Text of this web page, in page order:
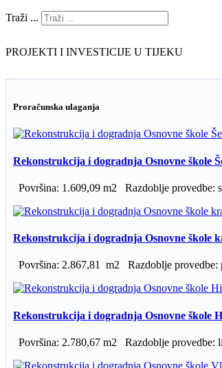
Traži ...
PROJEKTI I INVESTICIJE U TIJEKU
Proračunska ulaganja
Rekonstrukcija i dogradnja Osnovne škole
Površina: 1.609,09 m2 Razdoblje provedbe:
Rekonstrukcija i dogradnja Osnovne škole
Površina: 2.867,81 m2 Razdoblje provedbe:
Rekonstrukcija i dogradnja Osnovne škole
Površina: 2.780,67 m2 Razdoblje provedbe: